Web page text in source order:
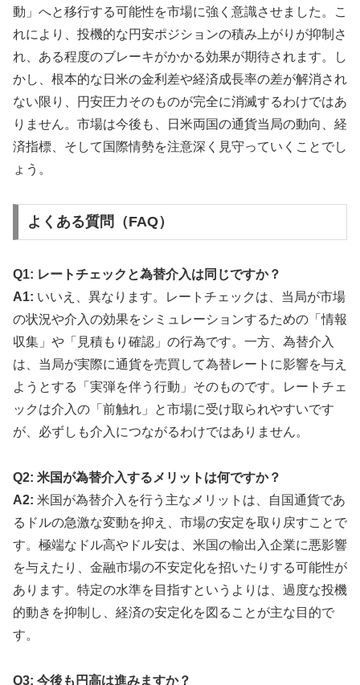
動」へと移行する可能性を市場に強く意識させました。こ
れにより、投機的な円安ポジションの積み上がりが抑制さ
れ、ある程度のブレーキがかかる効果が期待されます。し
かし、根本的な日米の金利差や経済成長率の差が解消され
ない限り、円安圧力そのものが完全に消滅するわけではあ
りません。市場は今後も、日米両国の通貨当局の動向、経
済指標、そして国際情勢を注意深く見守っていくことでし
ょう。
よくある質問（FAQ）
Q1: レートチェックと為替介入は同じですか？
A1: いいえ、異なります。レートチェックは、当局が市場
の状況や介入の効果をシミュレーションするための「情報
収集」や「見積もり確認」の行為です。一方、為替介入
は、当局が実際に通貨を売買して為替レートに影響を与え
ようとする「実弾を伴う行動」そのものです。レートチェ
ックは介入の「前触れ」と市場に受け取られやすいです
が、必ずしも介入につながるわけではありません。
Q2: 米国が為替介入するメリットは何ですか？
A2: 米国が為替介入を行う主なメリットは、自国通貨であ
るドルの急激な変動を抑え、市場の安定を取り戻すことで
す。極端なドル高やドル安は、米国の輸出入企業に悪影響
を与えたり、金融市場の不安定化を招いたりする可能性が
あります。特定の水準を目指すというよりは、過度な投機
的動きを抑制し、経済の安定化を図ることが主な目的で
す。
Q3: 今後も円高は進みますか？